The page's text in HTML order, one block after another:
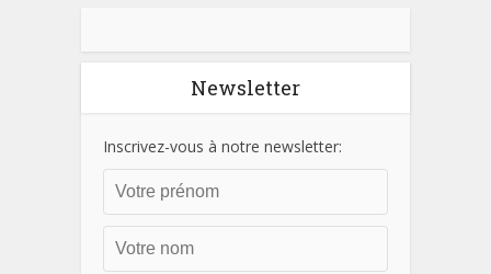
Newsletter
Inscrivez-vous à notre newsletter: